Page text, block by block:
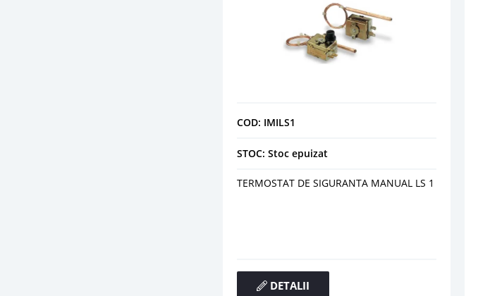
COD: IMILS1
STOC: Stoc epuizat
TERMOSTAT DE SIGURANTA MANUAL LS 1
DETALII